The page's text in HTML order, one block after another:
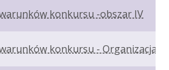
konkursu -obszar IV
konkursu - Organizacja